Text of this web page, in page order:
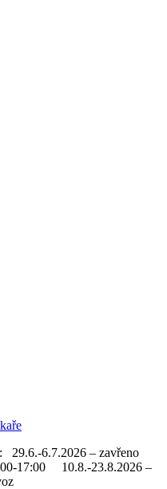
29.6.-6.7.2026 – zavřeno
17:00 10.8.-23.8.2026 –